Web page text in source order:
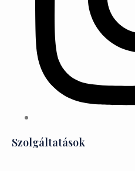
Szolgáltatások